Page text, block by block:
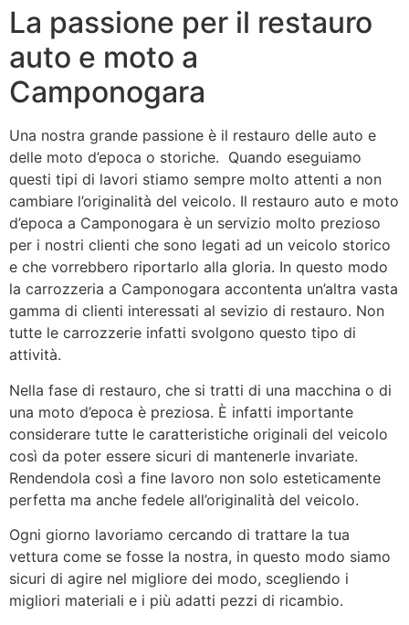
La passione per il restauro
auto e moto a
Camponogara
Una nostra grande passione è il restauro delle auto e
delle moto d’epoca o storiche. Quando eseguiamo
questi tipi di lavori stiamo sempre molto attenti a non
cambiare l’originalità del veicolo. Il restauro auto e moto
d’epoca a Camponogara è un servizio molto prezioso
per i nostri clienti che sono legati ad un veicolo storico
e che vorrebbero riportarlo alla gloria. In questo modo
la carrozzeria a Camponogara accontenta un’altra vasta
gamma di clienti interessati al sevizio di restauro. Non
tutte le carrozzerie infatti svolgono questo tipo di
attività.
Nella fase di restauro, che si tratti di una macchina o di
una moto d’epoca è preziosa. È infatti importante
considerare tutte le caratteristiche originali del veicolo
così da poter essere sicuri di mantenerle invariate.
Rendendola così a fine lavoro non solo esteticamente
perfetta ma anche fedele all’originalità del veicolo.
Ogni giorno lavoriamo cercando di trattare la tua
vettura come se fosse la nostra, in questo modo siamo
sicuri di agire nel migliore dei modo, scegliendo i
migliori materiali e i più adatti pezzi di ricambio.